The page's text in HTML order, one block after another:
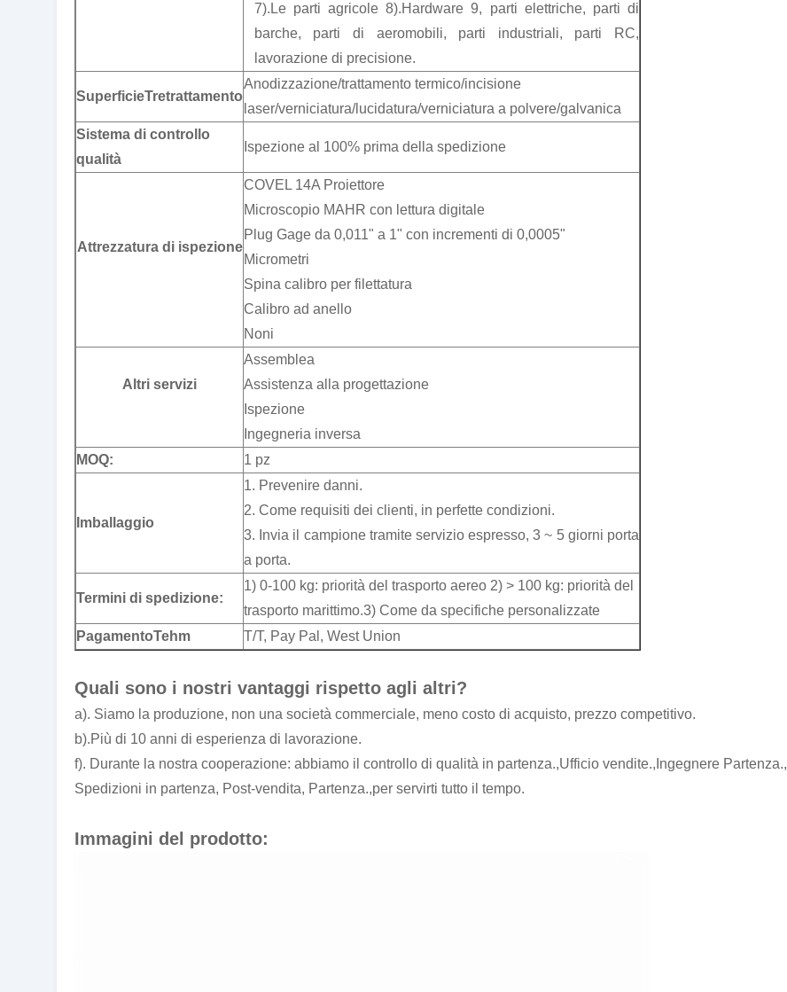
7).Le parti agricole 8).Hardware 9, parti elettriche, parti di
barche, parti di aeromobili, parti industriali, parti RC,
lavorazione di precisione.
SuperficieTretrattamento
Anodizzazione/trattamento termico/incisione
laser/verniciatura/lucidatura/verniciatura a polvere/galvanica
Sistema di controllo
qualità
Ispezione al 100% prima della spedizione
Attrezzatura di ispezione
COVEL 14A Proiettore
Microscopio MAHR con lettura digitale
Plug Gage da 0,011" a 1" con incrementi di 0,0005"
Micrometri
Spina calibro per filettatura
Calibro ad anello
Noni
Altri servizi
Assemblea
Assistenza alla progettazione
Ispezione
Ingegneria inversa
MOQ:
1 pz
Imballaggio
1. Prevenire danni.
2. Come requisiti dei clienti, in perfette condizioni.
3. Invia il campione tramite servizio espresso, 3 ~ 5 giorni porta
a porta.
Termini di spedizione:
1) 0-100 kg: priorità del trasporto aereo 2) > 100 kg: priorità del
trasporto marittimo.3) Come da specifiche personalizzate
PagamentoTehm T/T, Pay Pal, West Union
Quali sono i nostri vantaggi rispetto agli altri?
a). Siamo la produzione, non una società commerciale, meno costo di acquisto, prezzo competitivo.
b).Più di 10 anni di esperienza di lavorazione.
f). Durante la nostra cooperazione: abbiamo il controllo di qualità in partenza.,Ufficio vendite.,Ingegnere Partenza.,
Spedizioni in partenza, Post-vendita, Partenza.,per servirti tutto il tempo.
Immagini del prodotto: